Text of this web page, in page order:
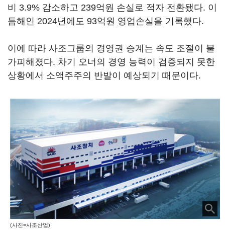
비 3.9% 감소하고 239억원 손실로 적자 전환됐다. 이
듬해인 2024년에도 93억원 영업손실을 기록했다.
이에 따라 사조그룹의 경영권 승계는 속도 조절이 불
가피해졌다. 차기 오너의 경영 능력이 검증되지 못한
상황에서 소액주주의 반발이 예상되기 때문이다.
(사진=사조산업)